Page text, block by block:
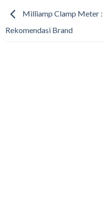
Milliamp Clamp Meter :
Rekomendasi Brand